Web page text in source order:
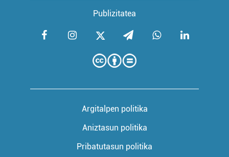
Publizitatea
Argitalpen politika
Aniztasun politika
Pribatutasun politika